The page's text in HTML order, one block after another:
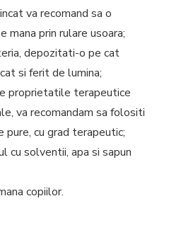
va recomand sa o
mana prin rulare usoara;
depozitati-o pe cat
si ferit de lumina;
proprietatile terapeutice
va recomandam sa folositi
pure, cu grad terapeutic;
cu solventii, apa si sapun
copiilor.